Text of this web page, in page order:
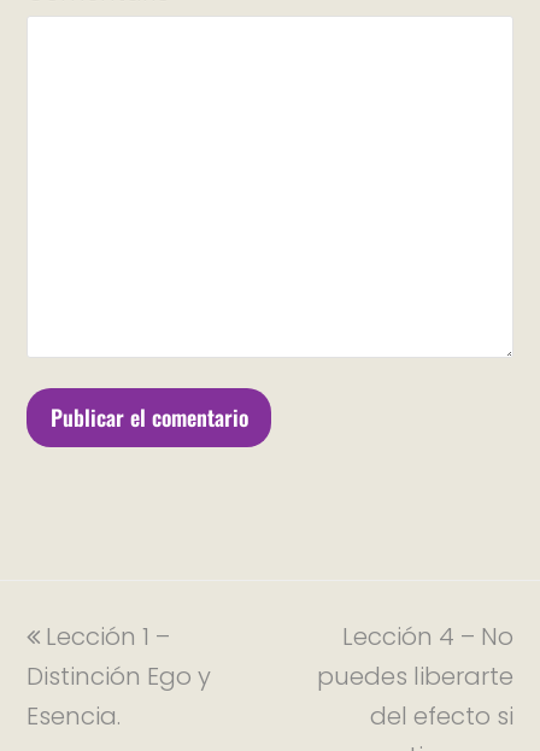
Lección 1 –
Distinción Ego y
Esencia.
Lección 4 – No
puedes liberarte
del efecto si